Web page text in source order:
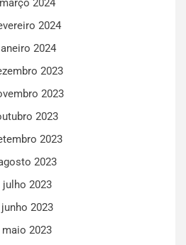
março 2024
2024
2024
2023
2023
2023
2023
2023
julho 2023
junho 2023
maio 2023